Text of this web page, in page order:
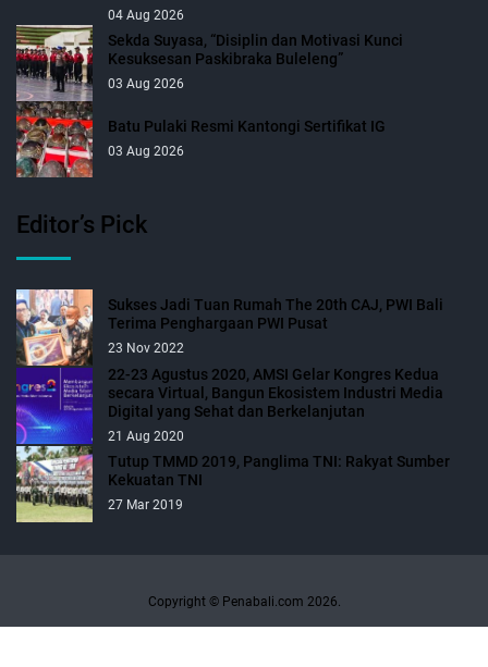
04 Aug 2026
Sekda Suyasa, “Disiplin dan Motivasi Kunci
Kesuksesan Paskibraka Buleleng”
03 Aug 2026
Batu Pulaki Resmi Kantongi Sertifikat IG
03 Aug 2026
Editor’s Pick
Sukses Jadi Tuan Rumah The 20th CAJ, PWI Bali
Terima Penghargaan PWI Pusat
23 Nov 2022
22-23 Agustus 2020, AMSI Gelar Kongres Kedua
secara Virtual, Bangun Ekosistem Industri Media
Digital yang Sehat dan Berkelanjutan
21 Aug 2020
Tutup TMMD 2019, Panglima TNI: Rakyat Sumber
Kekuatan TNI
27 Mar 2019
Copyright © Penabali.com 2026.